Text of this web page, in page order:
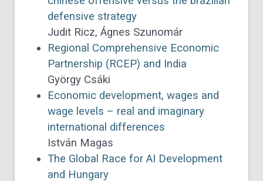
defensive strategy
Judit Ricz, Ágnes Szunomár
Regional Comprehensive Economic
Partnership (RCEP) and India
György Csáki
Economic development, wages and
wage levels – real and imaginary
international differences
István Magas
The Global Race for AI Development
and Hungary